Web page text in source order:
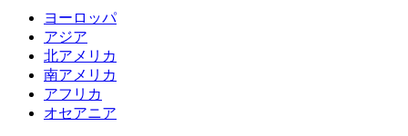
ヨーロッパ
アジア
北アメリカ
南アメリカ
アフリカ
オセアニア